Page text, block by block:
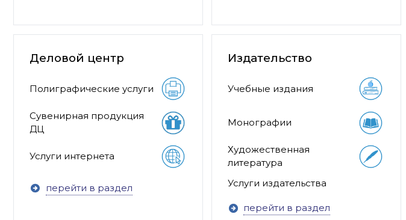
Деловой центр
Полиграфические услуги
Сувенирная продукция
ДЦ
Услуги интернета
перейти в раздел
Издательство
Учебные издания
Монографии
Художественная
литература
Услуги издательства
перейти в раздел